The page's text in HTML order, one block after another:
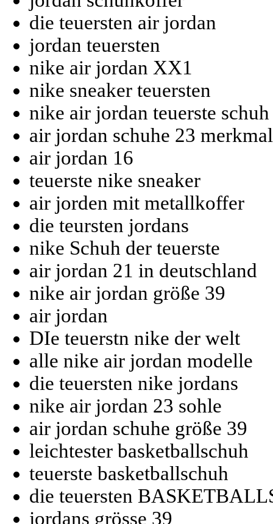
die teuersten air jordan
jordan teuersten
nike air jordan XX1
nike sneaker teuersten
nike air jordan teuerste schuh
air jordan schuhe 23
air jordan 16
teuerste nike sneaker
air jorden mit metallkoffer
die teursten jordans
nike Schuh der teuerste
air jordan 21 in deutschland
nike air jordan größe 39
air jordan
DIe teuerstn nike der welt
alle nike air jordan modelle
die teuersten nike jordans
nike air jordan 23 sohle
air jordan schuhe größe 39
leichtester basketballschuh
teuerste basketballschuh
die teuersten
jordans grösse 39